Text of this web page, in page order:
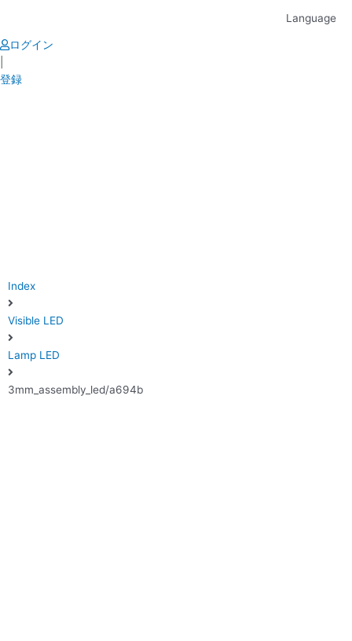
content
Language
ログイン
登録
Index
Visible LED
Lamp LED
3mm_assembly_led/a694b